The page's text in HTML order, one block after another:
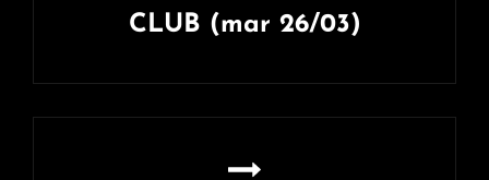
CLUB (mar 26/03)
Post